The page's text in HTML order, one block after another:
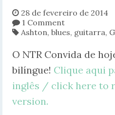
28 de fevereiro de 2014
1 Comment
Ashton, blues, guitarra,
O NTR Convida de
bilíngue! Clique aqui
inglês / click here to
version.